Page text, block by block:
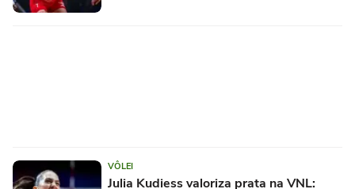
VÔLEI
Julia Kudiess valoriza prata na VNL: